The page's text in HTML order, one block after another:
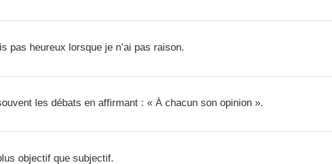
pas heureux lorsque je n’ai pas raison.
les débats en affirmant : « À chacun son opinion ».
objectif que subjectif.